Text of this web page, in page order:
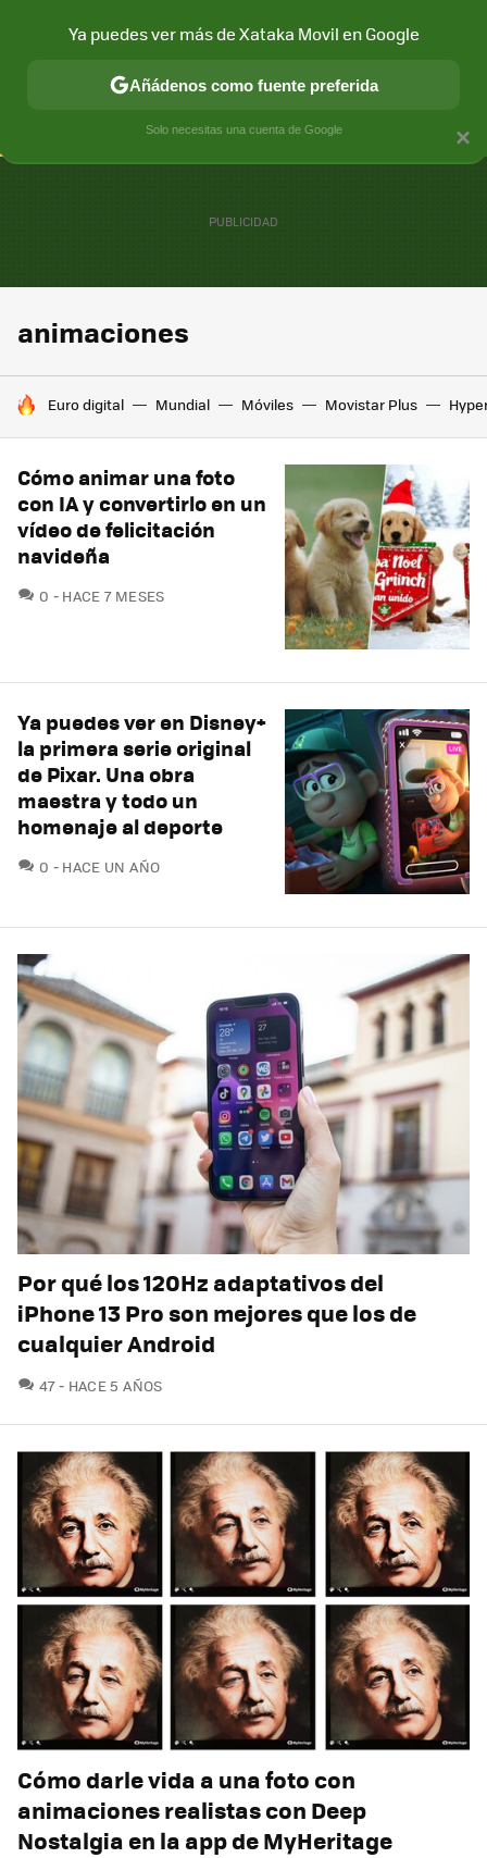
CONECTIVIDAD MÓVIL Y SOCIEDAD APLICACIONES
animaciones
HOY SE HABLA DE
Euro digital Mundial Móviles Movistar Plus
Cómo animar una foto
con IA y convertirlo en un
vídeo de felicitación
navideña
0 COMENTARIOS
HACE 7 MESES
Ya puedes ver en Disney+
la primera serie original
de Pixar. Una obra
maestra y todo un
homenaje al deporte
0 COMENTARIOS
HACE UN AÑO
Por qué los 120Hz adaptativos del
iPhone 13 Pro son mejores que los de
cualquier Android
47COMENTARIOS
HACE 5 AÑOS
Cómo darle vida a una foto con
animaciones realistas con Deep
Nostalgia en la app de MyHeritage
×
Ya puedes ver más de Xataka Movil en Google
Añádenos como fuente preferida
Solo necesitas una cuenta de Google